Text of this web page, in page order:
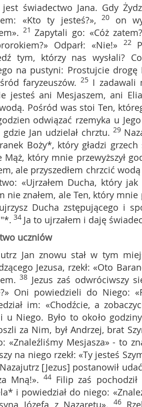
jest świadectwo Jana. Gdy
«Kto ty jesteś?», 20 on
21 Zapytali go: «Cóż
Odparł: «Nie!» 22
tym, którzy nas wysłali?
na pustyni: Prostujcie
faryzeuszów. 25 I zadawali
jesteś ani Mesjaszem, ani
Pośród was stoi Ten,
odwiązać rzemyka u Jego
gdzie Jan udzielał chrztu. 29
Boży*, który gładzi grzech
Mąż, który mnie przewyższył
ale przyszedłem chrzcić
«Ujrzałem Ducha, który
nie znałem, ale Ten, który mnie
Ducha zstępującego i
34 Ja to ujrzałem i daję
uczniów
Jan znowu stał w tym
Jezusa, rzekł: «Oto
38 Jezus zaś odwróciwszy
Oni powiedzieli do Niego:
im: «Chodźcie, a
u Niego. Było to około
za Nim, był Andrzej, brat
«Znaleźliśmy Mesjasza» - to
na niego rzekł: «Ty jesteś
Nazajutrz [Jezus] postanowił
Mną!». 44 Filip zaś
i powiedział do niego:
Józefa z Nazaretu». 46